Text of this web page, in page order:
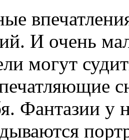
И очень
могут
Фантазии